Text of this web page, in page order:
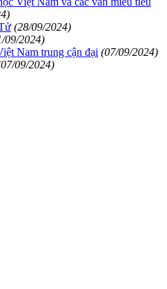
(28/09/2024)
09/2024)
Nam trung cận đại (07/09/2024)
09/2024)